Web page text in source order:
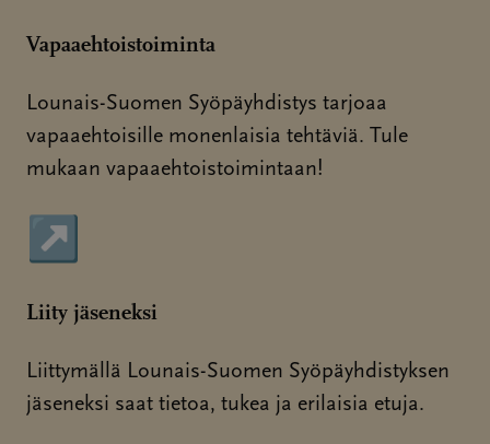
Vapaaehtoistoiminta
Lounais-Suomen Syöpäyhdistys tarjoaa
vapaaehtoisille monenlaisia tehtäviä. Tule
mukaan vapaaehtoistoimintaan!
Sivu avautuu uudessa ikkunassa
↗
Liity jäseneksi
Liittymällä Lounais-Suomen Syöpäyhdistyksen
jäseneksi saat tietoa, tukea ja erilaisia etuja.